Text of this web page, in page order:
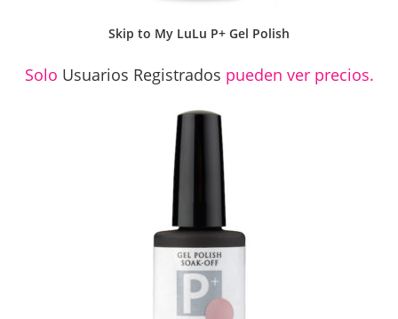
Skip to My LuLu P+ Gel Polish
Solo Usuarios Registrados pueden ver precios.